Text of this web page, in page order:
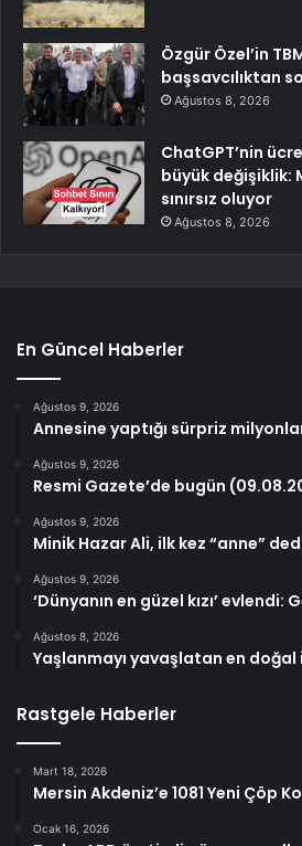
Özgür Özel’in
başsavcılıktan
Ağustos 8, 2026
ChatGPT’nin
büyük değişiklik:
sınırsız oluyor
Ağustos 8, 2026
En Güncel Haberler
Ağustos 9, 2026
Annesine yaptığı sürpriz
Ağustos 9, 2026
Resmi Gazete’de bugün
Ağustos 9, 2026
Minik Hazar Ali, ilk kez “anne”
Ağustos 9, 2026
‘Dünyanın en güzel kızı’
Ağustos 8, 2026
Yaşlanmayı yavaşlatan en doğal
Rastgele Haberler
Mart 18, 2026
Mersin Akdeniz’e 1081 Yeni Çöp
Ocak 16, 2026